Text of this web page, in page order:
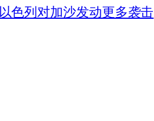
色列对加沙发动更多袭击